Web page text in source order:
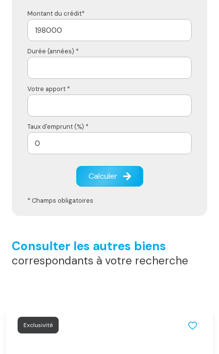
Montant du crédit*
Durée (années) *
Votre apport *
Taux d'emprunt (%) *
Calculer
* Champs obligatoires
Consulter les autres biens
correspondants à votre recherche
Exclusivité